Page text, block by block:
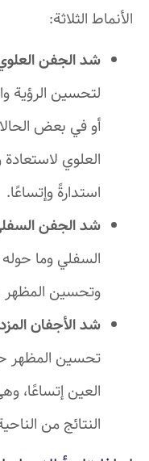
الأنماط الثلاثة:
شد الجفن
لتحسين الرؤية
أو في بعض
العلوي
استدارةً وإتساعًا.
شد الجفن
السفلي وما حوله
وتحسين
شد الأجفان
تحسين المظهر
العين إتساعًا،
النتائج من